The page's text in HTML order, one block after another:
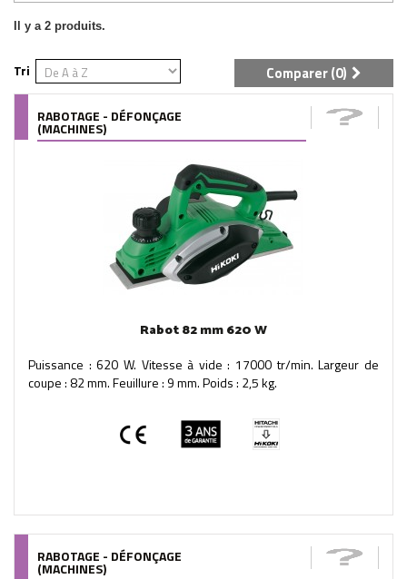
Il y a 2 produits.
Tri Comparer (0)
RABOTAGE - DÉFONÇAGE
(MACHINES)
Rabot 82 mm 620 W
Puissance : 620 W. Vitesse à vide : 17000 tr/min. Largeur de
coupe : 82 mm. Feuillure : 9 mm. Poids : 2,5 kg.
RABOTAGE - DÉFONÇAGE
(MACHINES)